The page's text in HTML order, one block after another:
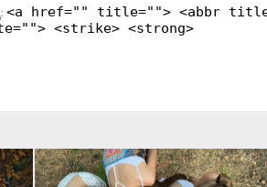
: <a href="" title=""> <abbr
<strike> <strong>